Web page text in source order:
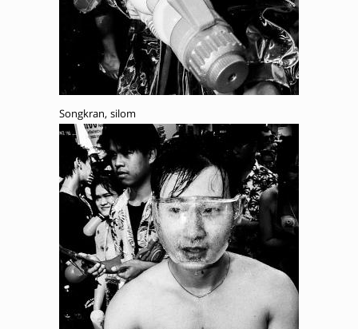
Songkran, silom